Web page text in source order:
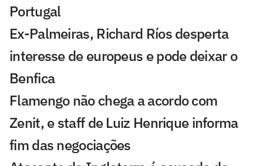
Portugal
Ex-Palmeiras, Richard Ríos desperta
interesse de europeus e pode deixar o
Benfica
Flamengo não chega a acordo com
Zenit, e staff de Luiz Henrique informa
fim das negociações